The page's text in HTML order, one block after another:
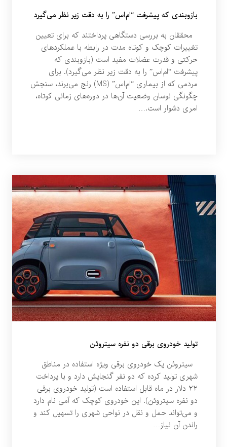
بازوبندی که پیشرفت “ام‌اس” را به دقت زیر نظر می‌گیرد
محققان به بررسی دستگاهی پرداختند که برای تعیین
تغییرات کوچک و کوتاه مدت در رابطه با عملکردهای
حرکتی و قدرت عضلات مفید است (بازوبندی که
پیشرفت “ام‌اس” را به دقت زیر نظر می‌گیرد). برای
مردمی که از بیماری “ام‌اس” (MS) رنج می‌برند، سنجش
چگونگی نوسان وضعیت آن‌ها در دوره‌های زمانی کوتاه،
امری دشوار است.…
تولید خودروی برقی دو نفره سیتروئن
سیتروئن یک خودروی برقی ویژه استفاده در مناطق
شهری تولید کرده که دو نفر گنجایش دارد و با پرداخت
۲۲ دلار در ماه قابل استفاده است (تولید خودروی برقی
دو نفره سیتروئن). این خودروی کوچک که آمی نام دارد
و می‌تواند حمل و نقل در نواحی شهری را تسهیل کند و
راندن آن نیاز…